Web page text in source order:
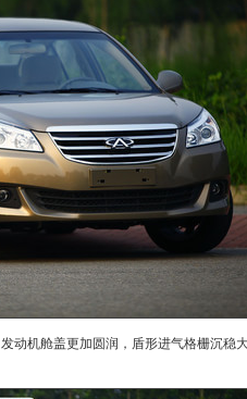
发动机舱盖更加圆润，盾形进气格栅沉稳